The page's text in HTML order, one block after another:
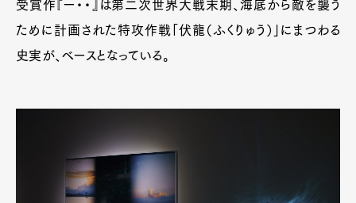
受賞作『ー・・』は第二次世界大戦末期、海底から敵を襲う
ために計画された特攻作戦「伏龍（ふくりゅう）」にまつわる
史実が、ベースとなっている。